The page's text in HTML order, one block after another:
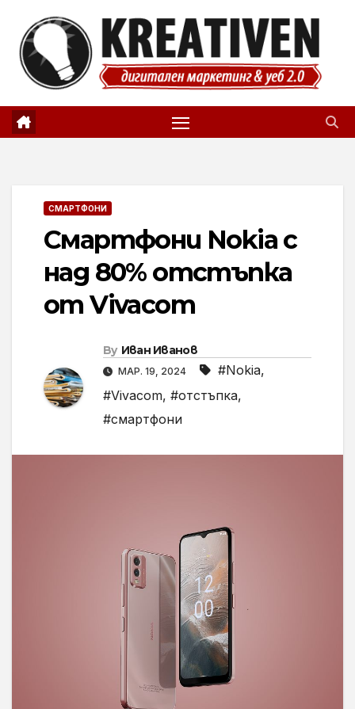
content
СМАРТФОНИ
Смартфони Nokia с
над 80% отстъпка
от Vivacom
By Иван Иванов
МАР. 19, 2024 #Nokia,
#Vivacom, #отстъпка,
#смартфони